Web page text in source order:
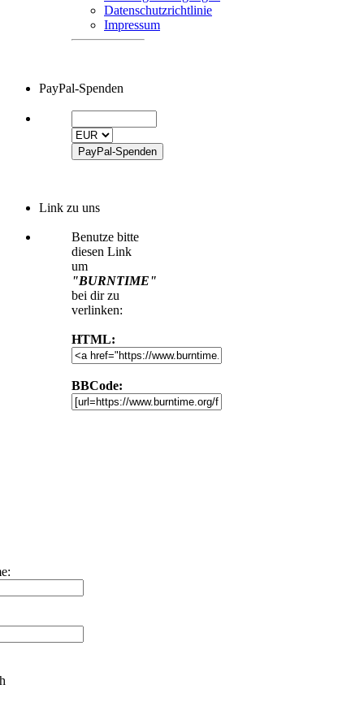
Datenschutzrichtlinie
Impressum
PayPal-Spenden
Link zu uns
Benutze bitte
diesen Link
um
"BURNTIME"
bei dir zu
verlinken:
HTML:
BBCode: